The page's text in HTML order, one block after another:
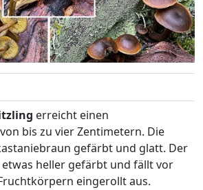
erreicht einen
bis zu vier Zentimetern. Die
gefärbt und glatt. Der
heller gefärbt und fällt vor
eingerollt aus.